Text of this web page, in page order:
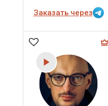
Заказать через